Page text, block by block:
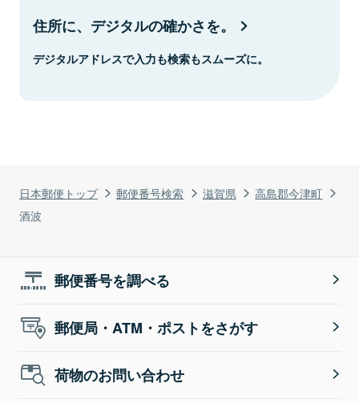
日本郵便トップ 郵便番号検索 滋賀県
高島郡今津町
酒波
住所に、デジタルの確かさを。
デジタルアドレスで入力も検索もスムーズに。
郵便番号を調べる
郵便局・ATM・ポストをさがす
荷物のお問い合わせ